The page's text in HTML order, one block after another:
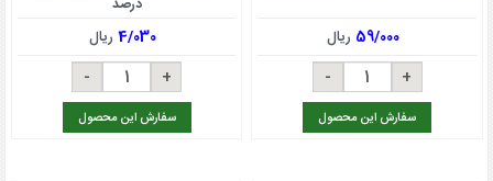
59/000 ریال
سفارش این محصول
4/030 ریال
سفارش این محصول